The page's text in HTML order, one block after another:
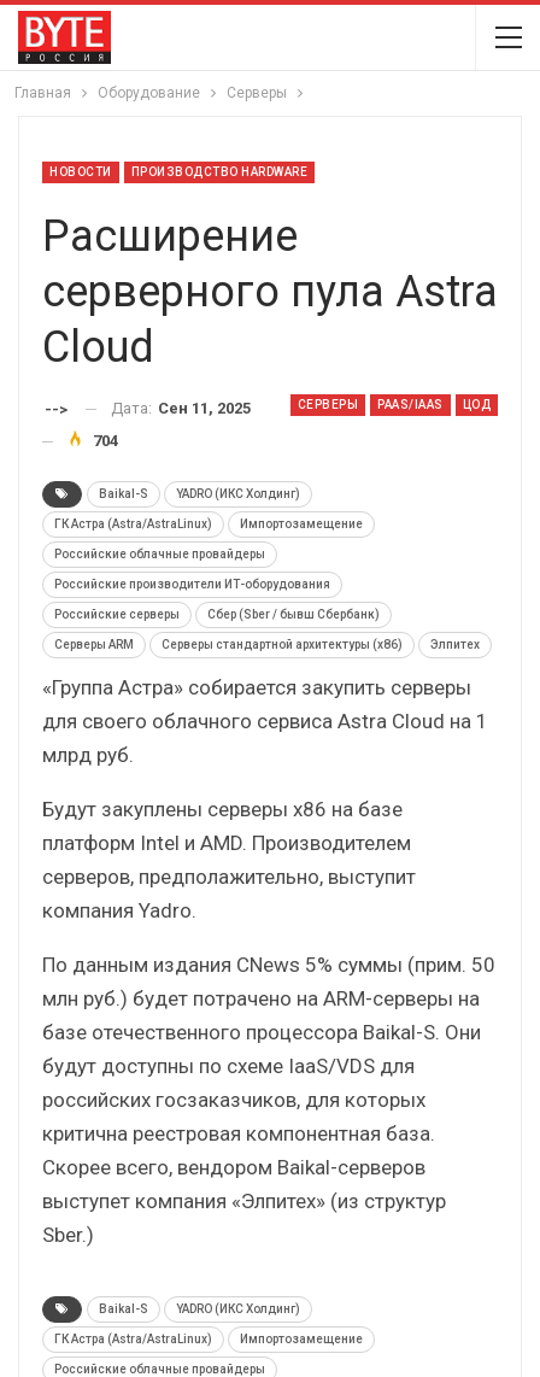
Главная Оборудование Серверы
НОВОСТИ ПРОИЗВОДСТВО HARDWARE
Расширение
серверного пула Astra
Cloud
СЕРВЕРЫ PAAS/IAAS ЦОД
--> Дата: Сен 11, 2025
704
Baikal-S YADRO (ИКС Холдинг)
ГК Астра (Astra/AstraLinux) Импортозамещение
Российские облачные провайдеры
Российские производители ИТ-оборудования
Российские серверы Сбер (Sber / бывш Сбербанк)
Серверы ARM Серверы стандартной архитектуры (x86) Элпитех
«Группа Астра» собирается закупить серверы
для своего облачного сервиса Astra Cloud на 1
млрд руб.
Будут закуплены серверы x86 на базе
платформ Intel и AMD. Производителем
серверов, предполажительно, выступит
компания Yadro.
По данным издания CNews 5% суммы (прим. 50
млн руб.) будет потрачено на ARM-серверы на
базе отечественного процессора Baikal-S. Они
будут доступны по схеме IaaS/VDS для
российских госзаказчиков, для которых
критична реестровая компонентная база.
Скорее всего, вендором Baikal-серверов
выступет компания «Элпитех» (из структур
Sber.)
Baikal-S YADRO (ИКС Холдинг)
ГК Астра (Astra/AstraLinux) Импортозамещение
Российские облачные провайдеры